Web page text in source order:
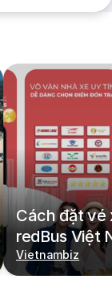
Cách đặt vé
redBus Việt
Vietnambiz